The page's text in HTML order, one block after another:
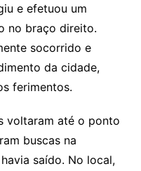
e efetuou um
no braço direito.
socorrido e
da cidade,
ferimentos.
voltaram até o ponto
buscas na
saído. No local,